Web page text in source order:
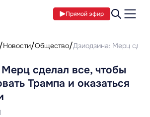
Прямой эфир
Новости Общество Дзиодзина: Мерц
сделал все, чтобы
Трампа и оказаться